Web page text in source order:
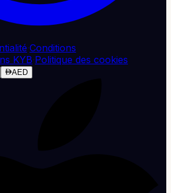
·Conditions
KYB·Politique des cookies
AED